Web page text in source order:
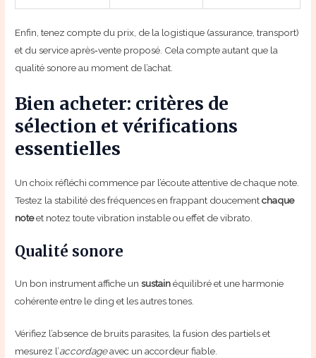
Enfin, tenez compte du prix, de la logistique (assurance, transport)
et du service après‑vente proposé. Cela compte autant que la
qualité sonore au moment de l’achat.
Bien acheter: critères de
sélection et vérifications
essentielles
Un choix réfléchi commence par l’écoute attentive de chaque note.
Testez la stabilité des fréquences en frappant doucementchaque
noteet notez toute vibration instable ou effet de vibrato.
Qualité sonore
Un bon instrument affiche unsustainéquilibré et une harmonie
cohérente entre le ding et les autres tones.
Vérifiez l’absence de bruits parasites, la fusion des partiels et
mesurez l’accordageavec un accordeur fiable.